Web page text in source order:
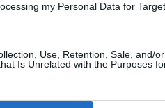
my Personal Data for
Use, Retention, Sale, and/
Is Unrelated with the Purposes